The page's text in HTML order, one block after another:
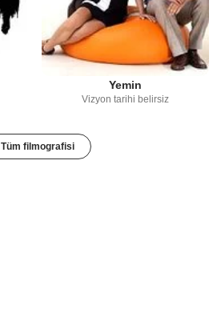
Yemin
Vizyon tarihi belirsiz
Tüm filmografisi